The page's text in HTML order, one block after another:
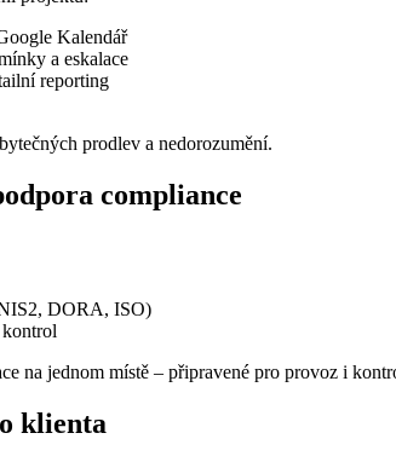
Kalendář
a eskalace
reporting
prodlev a nedorozumění.
compliance
DORA, ISO)
kontrol
na jednom místě – připravené pro provoz i
klienta